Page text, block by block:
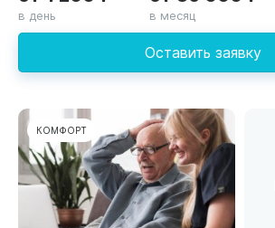
Оставить заявку
в день в месяц
КОМФОРТ